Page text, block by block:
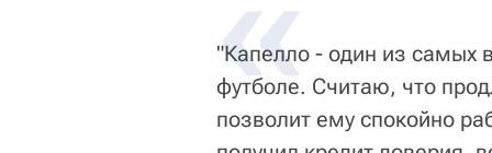
"Капелло - один из самых
футболе. Считаю, что
позволит ему спокойно